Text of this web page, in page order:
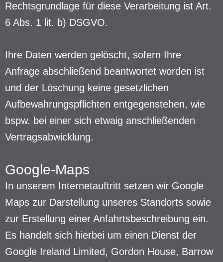
Rechtsgrundlage für diese Verarbeitung ist Art.
6 Abs. 1 lit. b) DSGVO.
Ihre Daten werden gelöscht, sofern Ihre
Anfrage abschließend beantwortet worden ist
und der Löschung keine gesetzlichen
Aufbewahrungspflichten entgegenstehen, wie
bspw. bei einer sich etwaig anschließenden
Vertragsabwicklung.
Google-Maps
In unserem Internetauftritt setzen wir Google
Maps zur Darstellung unseres Standorts sowie
zur Erstellung einer Anfahrtsbeschreibung ein.
Es handelt sich hierbei um einen Dienst der
Google Ireland Limited, Gordon House, Barrow